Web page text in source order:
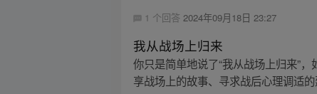
1 个回答 2024年09月18日 23:27
我从战场上归来
你只是简单地说了“我从战场上归来”
享战场上的故事、寻求战后心理调适